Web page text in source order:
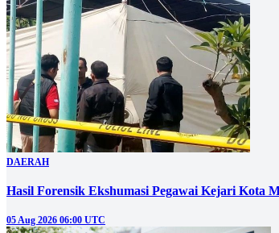
DAERAH
Hasil Forensik Ekshumasi Pegawai Kejari Kota
05 Aug 2026 06:00 UTC